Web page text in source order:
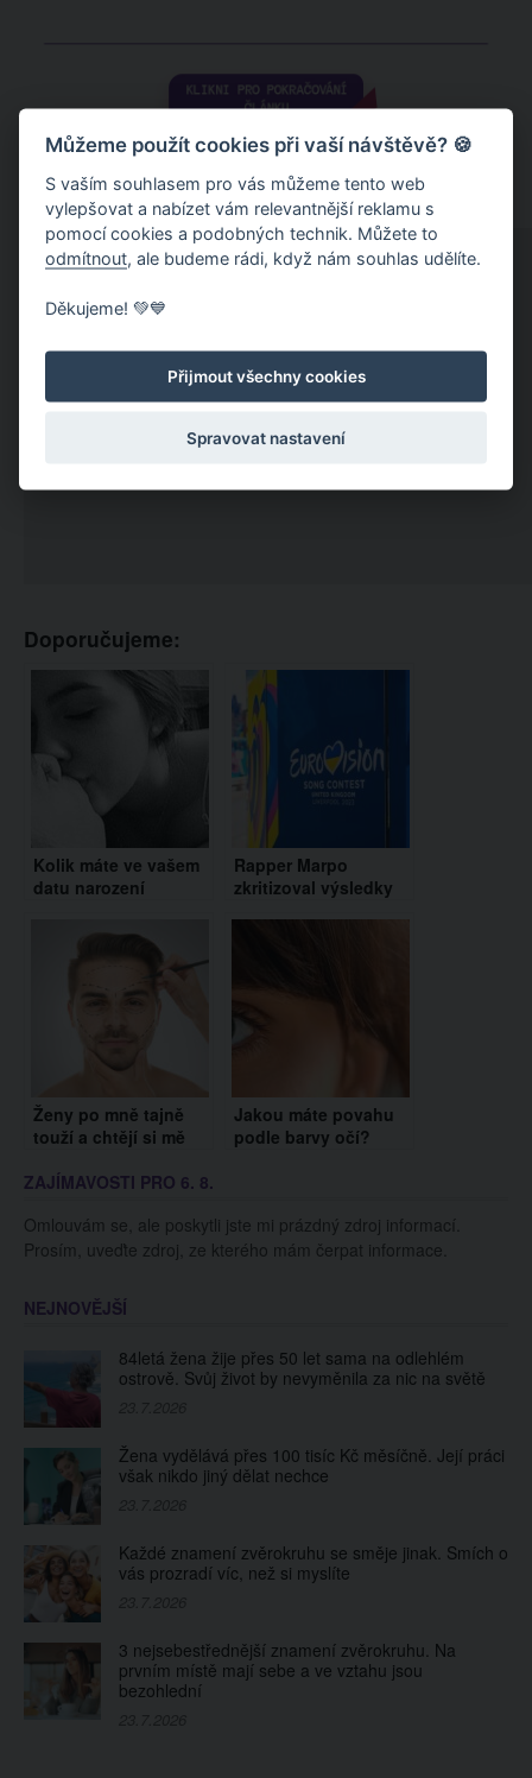
Doporučujeme:
Kolik máte ve vašem
datu narození
to o vás více, než
byste si mysleli!
Rapper Marpo
zkritizoval výsledky
Ženy po mně tajně
touží a chtějí si mě
krasavec s
vzhledem
Jakou máte povahu
podle barvy očí?
ZAJÍMAVOSTI PRO 6. 8.
Omlouvám se, ale poskytli jste mi prázdný zdroj informací.
Prosím, uveďte zdroj, ze kterého mám čerpat informace.
NEJNOVĚJŠÍ
84letá žena žije přes 50 let sama na odlehlém
ostrově. Svůj život by nevyměnila za nic na světě
Žena vydělává přes 100 tisíc Kč měsíčně. Její práci
však nikdo jiný dělat nechce
Každé znamení zvěrokruhu se směje jinak. Smích o
vás prozradí víc, než si myslíte
3 nejsebestřednější znamení zvěrokruhu. Na
prvním místě mají sebe a ve vztahu jsou
bezohlední
Můžeme použít cookies při vaší návštěvě? 🍪
S vaším souhlasem pro vás můžeme tento web
vylepšovat a nabízet vám relevantnější reklamu s
pomocí cookies a podobných technik. Můžete to
odmítnout , ale budeme rádi, když nám souhlas udělíte.
Děkujeme! 💚💙
Přijmout všechny cookies
Spravovat nastavení